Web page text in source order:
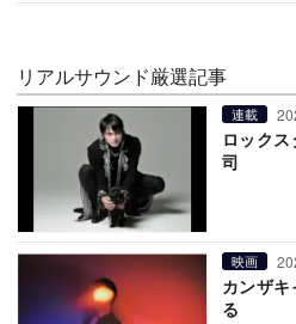
リアルサウンド厳選記事
連載
ロック
司
映画
カンザ
る